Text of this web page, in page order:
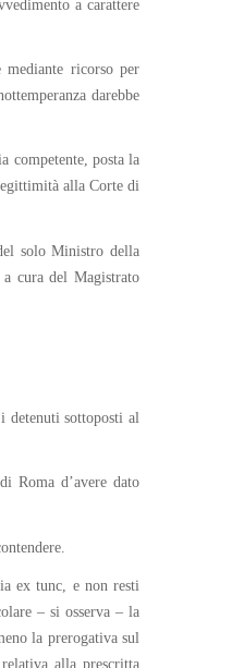
a carattere
ricorso per
darebbe
competente, posta la
alla Corte di
solo Ministro della
cura del Magistrato
detenuti sottoposti al
Roma d’avere dato
ex tunc, e non resti
– si osserva – la
la prerogativa sul
alla prescritta